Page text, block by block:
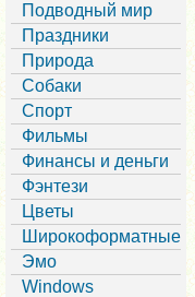
Подводный мир
Праздники
Природа
Собаки
Спорт
Фильмы
Финансы и деньги
Фэнтези
Цветы
Широкоформатные
Эмо
Windows